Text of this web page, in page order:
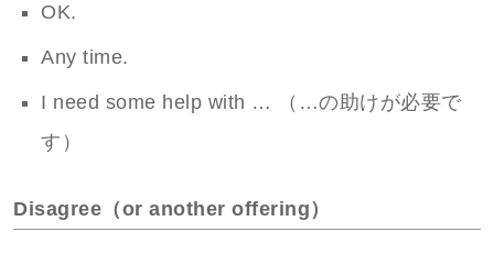
OK.
Any time.
I need some help with … （…の助けが必要で
す）
Disagree（or another offering）